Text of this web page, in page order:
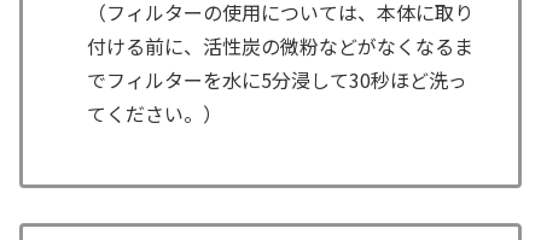
（フィルターの使用については、本体に取り
付ける前に、活性炭の微粉などがなくなるま
でフィルターを水に5分浸して30秒ほど洗っ
てください。）